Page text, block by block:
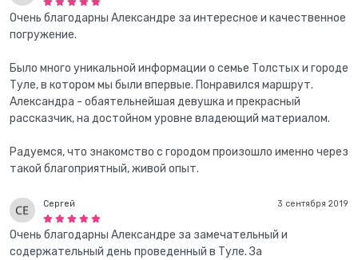
Очень благодарны Александре за интересное и качественное
погружение.
Было много уникальной информации о семье Толстых и городе
Туле, в котором мы были впервые. Понравился маршрут.
Александра - обаятельнейшая девушка и прекрасный
рассказчик, на достойном уровне владеющий материалом.
Радуемся, что знакомство с городом произошло именно через
такой благоприятный, живой опыт.
3 сентября 2019
Сергей
Очень благодарны Александре за замечательный и
содержательный день проведенный в Туле. За